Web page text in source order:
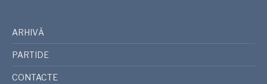
ARHIVĂ
PARTIDE
CONTACTE